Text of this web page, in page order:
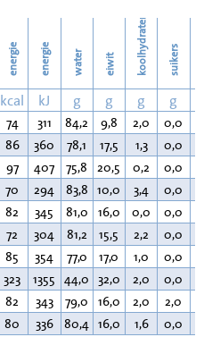
26
energie energie water eiwit koolhydraten suikers
kcal kJ g g g g
74 311 84,2 9,8 2,0 0,0
86 360 78,1 17,5 1,3 0,0
97 407 75,8 20,5 0,2 0,0
70 294 83,8 10,0 3,4 0,0
82 345 81,0 16,0 0,0 0,0
72 304 81,2 15,5 2,2 0,0
85 354 77,0 17,0 1,0 0,0
323 1355 44,0 32,0 2,0 0,0
82 343 79,0 16,0 2,0 2,0
80 336 80,4 16,0 1,6 0,0